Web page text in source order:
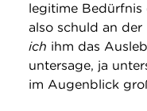
legitime Bedürfnis
also schuld an
ich ihm das
untersage, ja
im Augenblick